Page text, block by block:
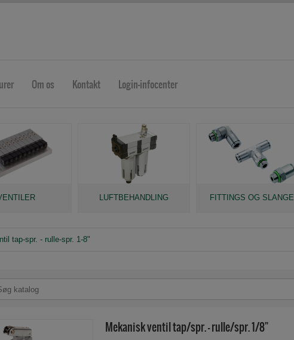
Om os Kontakt Login-infocenter
LUFTBEHANDLING FITTINGS OG SLANGE
tap-spr. - rulle-spr. 1-8"
Mekanisk ventil tap/spr. - rulle/spr. 1/8"